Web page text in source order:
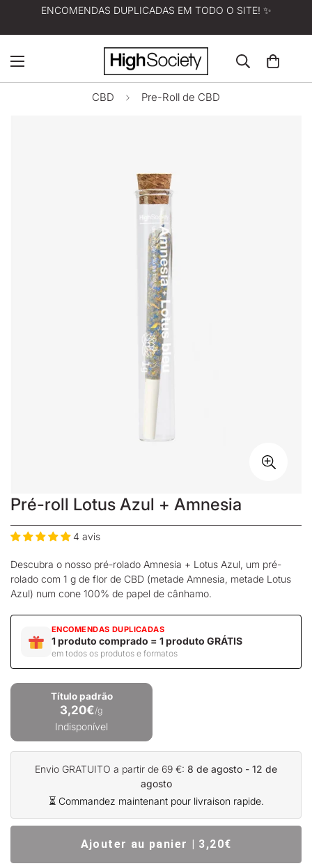
ENCOMENDAS DUPLICADAS EM TODO O SITE! ✨
CBD Pre-Roll de CBD
Pré-roll Lotus Azul + Amnesia
4 avis
Descubra o nosso pré-rolado Amnesia + Lotus Azul, um pré-
rolado com 1 g de flor de CBD (metade Amnesia, metade Lotus
Azul) num cone 100% de papel de cânhamo.
ENCOMENDAS DUPLICADAS
1 produto comprado = 1 produto GRÁTIS
em todos os produtos e formatos
Título padrão
3,20€/g
Indisponível
Envio GRATUITO a partir de 69 €: 8 de agosto - 12 de
agosto
⏳ Commandez maintenant pour livraison rapide.
Ajouter au panier | 3,20€